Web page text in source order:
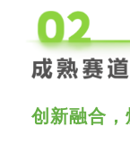
创新融合，